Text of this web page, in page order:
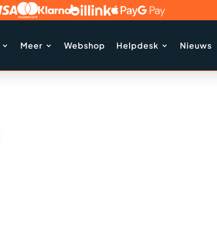
Meer Webshop Helpdesk Nieuws